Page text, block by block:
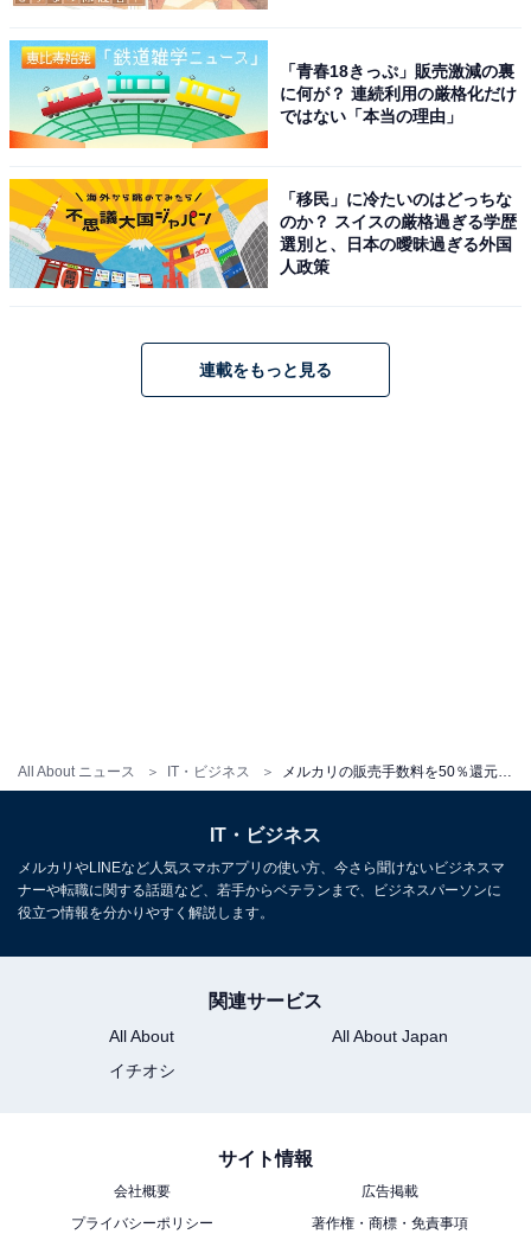
All About ニュース IT・ビジネス
付与時の端数は切り捨てになります。付与されたポイン
トの有効期限は、2022年4月30日まで。
メルカリの出品者にとって販売手数料はネックになる部
して、実質的に手数料を減らしてみてはいかがでしょ
う。
セブンで買える「メルカリ入門キット」 フリマアプリの
・
メルカリの使い方を徹底解説！ 始め方を出品／購入別に
・メルカリ（メルカリメガフェス）
「青春18きっぷ」販売激減の裏
に何が？ 連続利用の厳格化だけ
ではない「本当の理由」
「移民」に冷たいのはどっちな
のか？ スイスの厳格過ぎる学歴
選別と、日本の曖昧過ぎる外国
人政策
連載をもっと見る
IT・ビジネス
メルカリやLINEなど人気スマホアプリの使い方、今さら聞けないビジネスマ
ナーや転職に関する話題など、若手からベテランまで、ビジネスパーソンに
役立つ情報を分かりやすく解説します。
関連サービス
All About
All About Japan
イチオシ
サイト情報
会社概要
広告掲載
プライバシーポリシー
著作権・商標・免責事項